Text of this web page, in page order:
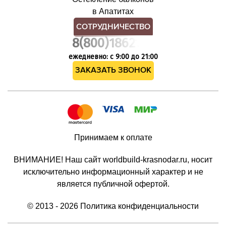
в Апатитах
СОТРУДНИЧЕСТВО
8(800)1862102
ежедневно: с 9:00 до 21:00
ЗАКАЗАТЬ ЗВОНОК
ВНИМАНИЕ! Наш сайт worldbuild-krasnodar.ru, носит
исключительно информационный характер и не
является публичной офертой.
© 2013 - 2026 Политика конфиденциальности
Принимаем к оплате